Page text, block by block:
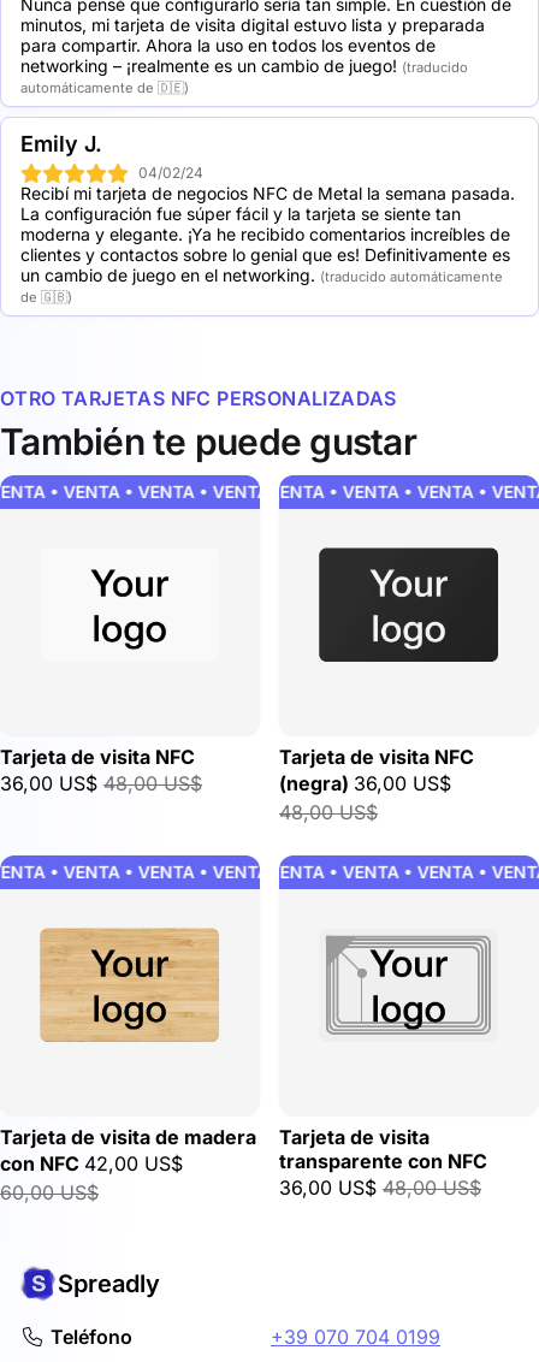
Nunca pensé que configurarlo sería tan simple. En cuestión de
minutos, mi tarjeta de visita digital estuvo lista y preparada
para compartir. Ahora la uso en todos los eventos de
networking – ¡realmente es un cambio de juego! (traducido
automáticamente de 🇩🇪)
Emily J.
04/02/24
Recibí mi tarjeta de negocios NFC de Metal la semana pasada.
La configuración fue súper fácil y la tarjeta se siente tan
moderna y elegante. ¡Ya he recibido comentarios increíbles de
clientes y contactos sobre lo genial que es! Definitivamente es
un cambio de juego en el networking. (traducido automáticamente
de 🇬🇧)
OTRO TARJETAS NFC PERSONALIZADAS
También te puede gustar
• VENTA • VENTA • VENTA • VENTA • VENTA • VENTA •
Tarjeta de visita NFC
36,00 US$ 48,00 US$
VENTA • VENTA • VENTA • VENTA •
Tarjeta de visita NFC
(negra) 36,00 US$
48,00 US$
• VENTA • VENTA • VENTA • VENTA • VENTA • VENTA •
Tarjeta de visita de madera
con NFC 42,00 US$
60,00 US$
VENTA • VENTA • VENTA • VENTA •
Tarjeta de visita
transparente con NFC
36,00 US$ 48,00 US$
Spreadly
Teléfono
+39 070 704 0199